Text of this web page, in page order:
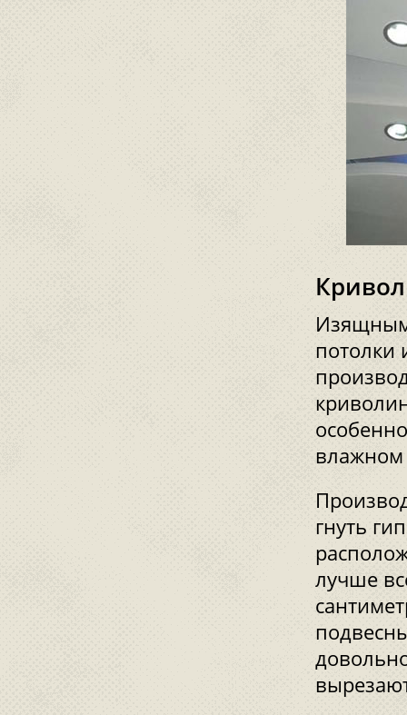
потолки
влажном
гнуть
лучше